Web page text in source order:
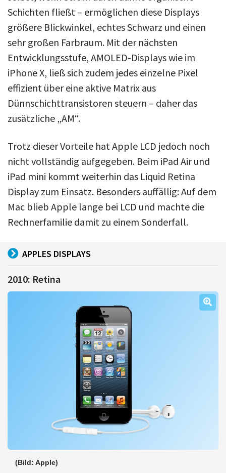
Schichten fließt – ermöglichen diese Displays
größere Blickwinkel, echtes Schwarz und einen
sehr großen Farbraum. Mit der nächsten
Entwicklungsstufe, AMOLED-Displays wie im
iPhone X, ließ sich zudem jedes einzelne Pixel
effizient über eine aktive Matrix aus
Dünnschichttransistoren steuern – daher das
zusätzliche „AM“.
Trotz dieser Vorteile hat Apple LCD jedoch noch
nicht vollständig aufgegeben. Beim iPad Air und
iPad mini kommt weiterhin das Liquid Retina
Display zum Einsatz. Besonders auffällig: Auf dem
Mac blieb Apple lange bei LCD und machte die
Rechnerfamilie damit zu einem Sonderfall.
APPLES DISPLAYS
2010: Retina
(Bild: Apple)